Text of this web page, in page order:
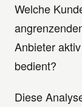
Welche
Anbieter
bedient?
Diese